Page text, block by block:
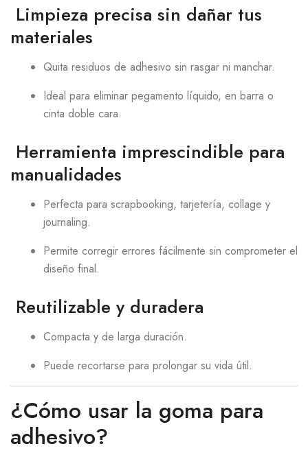
Limpieza precisa sin dañar tus
materiales
Quita residuos de adhesivo sin rasgar ni manchar.
Ideal para eliminar pegamento líquido, en barra o
cinta doble cara.
Herramienta imprescindible para
manualidades
Perfecta para scrapbooking, tarjetería, collage y
journaling.
Permite corregir errores fácilmente sin comprometer el
diseño final.
Reutilizable y duradera
Compacta y de larga duración.
Puede recortarse para prolongar su vida útil.
¿Cómo usar la goma para
adhesivo?